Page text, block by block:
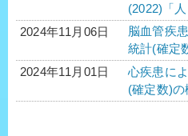
(2022)「
2024年11月06日
脳血管疾
統計(確定
2024年11月01日
心疾患に
(確定数)の